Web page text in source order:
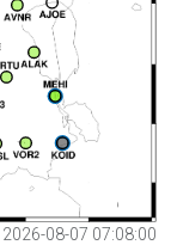
08-07 07:08:00